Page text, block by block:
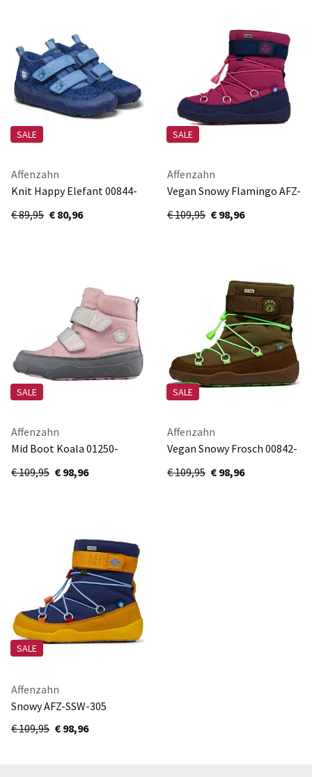
SALE
Affenzahn
Knit Happy Elefant 00844-
30119
€ 89,95 € 80,96
SALE
Affenzahn
Vegan Snowy Flamingo AFZ-
SSW-123-410
€ 109,95 € 98,96
SALE
Affenzahn
Mid Boot Koala 01250-
40060-700
€ 109,95 € 98,96
SALE
Affenzahn
Vegan Snowy Frosch 00842-
70003
€ 109,95 € 98,96
SALE
Affenzahn
Snowy AFZ-SSW-305
€ 109,95 € 98,96